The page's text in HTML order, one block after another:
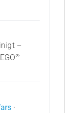
–
®
·